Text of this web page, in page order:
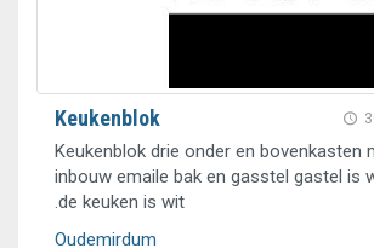
Keukenblok
Keukenblok drie onder en bovenkasten
inbouw emaile bak en gasstel gastel is
.de keuken is wit
Oudemirdum